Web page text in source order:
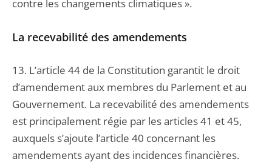
contre les changements climatiques ».
La recevabilité des amendements
13. L’article 44 de la Constitution garantit le droit
d’amendement aux membres du Parlement et au
Gouvernement. La recevabilité des amendements
est principalement régie par les articles 41 et 45,
auxquels s’ajoute l’article 40 concernant les
amendements ayant des incidences financières.